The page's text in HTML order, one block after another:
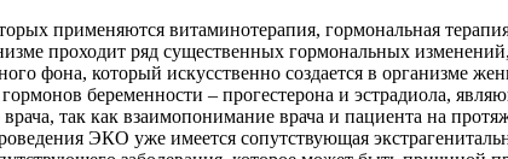
применяются витаминотерапия, гормональная
проходит ряд существенных гормональных
фона, который искусственно создается в организме
беременности – прогестерона и эстрадиола,
так как взаимопонимание врача и пациента на
ЭКО уже имеется сопутствующая